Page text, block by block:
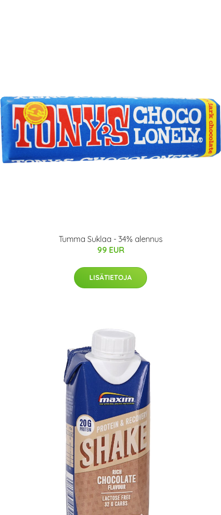
Tumma Suklaa - 34% alennus
99 EUR
LISÄTIETOJA